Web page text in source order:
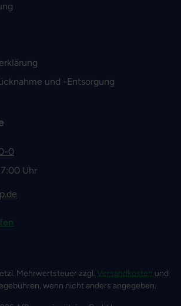
und -Entsorgung
0
Uhr
Mehrwertsteuer zzgl. Versandkosten und
wenn nicht anders angegeben.